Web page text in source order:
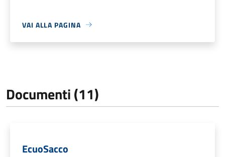
VAI ALLA PAGINA
Documenti (11)
EcuoSacco